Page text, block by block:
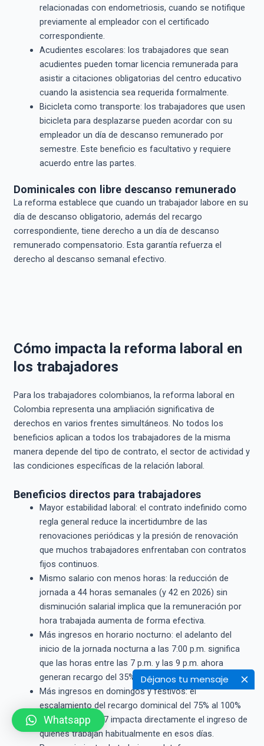
Déjanos tu mensaje
relacionadas con endometriosis, cuando se notifique
previamente al empleador con el certificado
correspondiente.
Acudientes escolares: los trabajadores que sean
acudientes pueden tomar licencia remunerada para
asistir a citaciones obligatorias del centro educativo
cuando la asistencia sea requerida formalmente.
Bicicleta como transporte: los trabajadores que usen
bicicleta para desplazarse pueden acordar con su
empleador un día de descanso remunerado por
semestre. Este beneficio es facultativo y requiere
acuerdo entre las partes.
Dominicales con libre descanso remunerado
La reforma establece que cuando un trabajador labore en su
día de descanso obligatorio, además del recargo
correspondiente, tiene derecho a un día de descanso
remunerado compensatorio. Esta garantía refuerza el
derecho al descanso semanal efectivo.
Cómo impacta la reforma laboral en
los trabajadores
Para los trabajadores colombianos, la reforma laboral en
Colombia representa una ampliación significativa de
derechos en varios frentes simultáneos. No todos los
beneficios aplican a todos los trabajadores de la misma
manera depende del tipo de contrato, el sector de actividad y
las condiciones específicas de la relación laboral.
Beneficios directos para trabajadores
Mayor estabilidad laboral: el contrato indefinido como
regla general reduce la incertidumbre de las
renovaciones periódicas y la presión de renovación
que muchos trabajadores enfrentaban con contratos
fijos continuos.
Mismo salario con menos horas: la reducción de
jornada a 44 horas semanales (y 42 en 2026) sin
disminución salarial implica que la remuneración por
hora trabajada aumenta de forma efectiva.
Más ingresos en horario nocturno: el adelanto del
inicio de la jornada nocturna a las 7:00 p.m. significa
que las horas entre las 7 p.m. y las 9 p.m. ahora
generan recargo del 35%, cuando antes no lo hacían.
Más ingresos en domingos y festivos: el
escalamiento del recargo dominical del 75% al 100%
entre 2025 y 2027 impacta directamente el ingreso de
quienes trabajan habitualmente en esos días.
Whatsapp